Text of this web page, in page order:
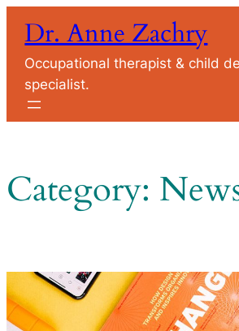
content
Dr. Anne Zachry
Occupational therapist & child
specialist.
Category: